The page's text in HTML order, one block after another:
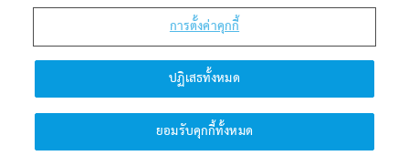
ทั้งหมดทำบน หรือเข้าถึงผ่านทาง CBN
เว็บไซต์ ให้ไว้ "ตาม" อย่างถึงที่อนุญาต
โดยกฎหมาย CBN และบริษัทย่อย และ
บริษัทในเครือทำไม่ได้ยืนยันหรือรับ
ประกันใด ๆ ใด ๆ ในในเนื้อหาเว็บไซต์
CBN หรือวัสดุ ข้อมูล และฟังก์ชันทำ
ซอฟต์แวร์เข้าใช้ หรือเข้าถึงผ่านทาง CBN
การตั้งค่าคุกกี้
ปฏิเสธทั้งหมด
ยอมรับคุกกี้ทั้งหมด